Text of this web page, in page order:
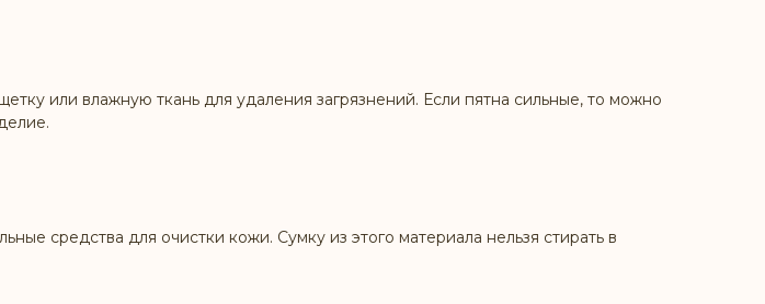
или влажную ткань для удаления загрязнений. Если пятна сильные, то можно
средства для очистки кожи. Сумку из этого материала нельзя стирать в